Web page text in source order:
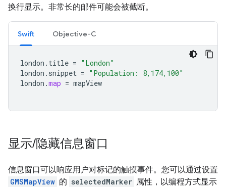
换行显示。非常长的邮件可能会被截断。
Swift Objective-C
london . title = "London"
london . snippet = "Population: 8,174,100"
london .map = mapView
显示/隐藏信息窗口
信息窗口可以响应用户对标记的触摸事件。您可以通过设置
GMSMapView 的 selectedMarker 属性，以编程方式显示